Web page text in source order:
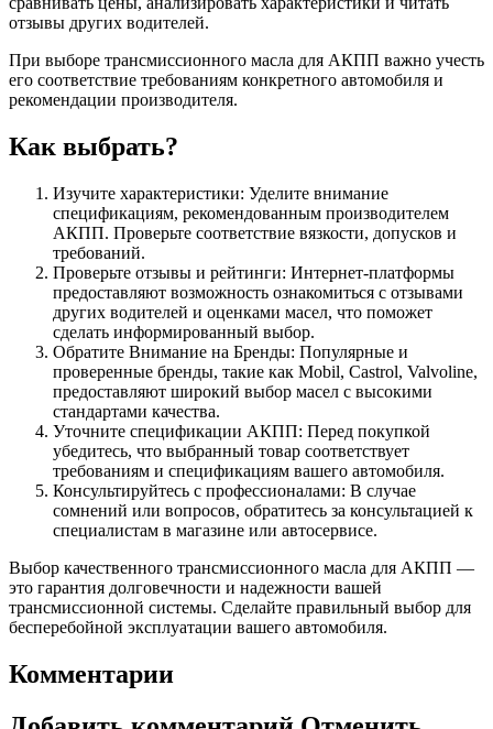
отзывы других водителей.
При выборе трансмиссионного масла для АКПП важно учесть
его соответствие требованиям конкретного автомобиля и
рекомендации производителя.
Как выбрать?
Изучите характеристики: Уделите внимание
спецификациям, рекомендованным производителем
АКПП. Проверьте соответствие вязкости, допусков и
требований.
Проверьте отзывы и рейтинги: Интернет-платформы
предоставляют возможность ознакомиться с отзывами
других водителей и оценками масел, что поможет
сделать информированный выбор.
Обратите Внимание на Бренды: Популярные и
проверенные бренды, такие как Mobil, Castrol, Valvoline,
предоставляют широкий выбор масел с высокими
стандартами качества.
Уточните спецификации АКПП: Перед покупкой
убедитесь, что выбранный товар соответствует
требованиям и спецификациям вашего автомобиля.
Консультируйтесь с профессионалами: В случае
сомнений или вопросов, обратитесь за консультацией к
специалистам в магазине или автосервисе.
Выбор качественного трансмиссионного масла для АКПП —
это гарантия долговечности и надежности вашей
трансмиссионной системы. Сделайте правильный выбор для
бесперебойной эксплуатации вашего автомобиля.
Комментарии